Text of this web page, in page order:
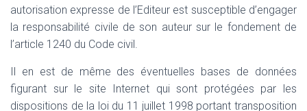
autorisation expresse de l’Editeur est susceptible d’engager
la responsabilité civile de son auteur sur le fondement de
l’article 1240 du Code civil.
Il en est de même des éventuelles bases de données
figurant sur le site Internet qui sont protégées par les
dispositions de la loi du 11 juillet 1998 portant transposition